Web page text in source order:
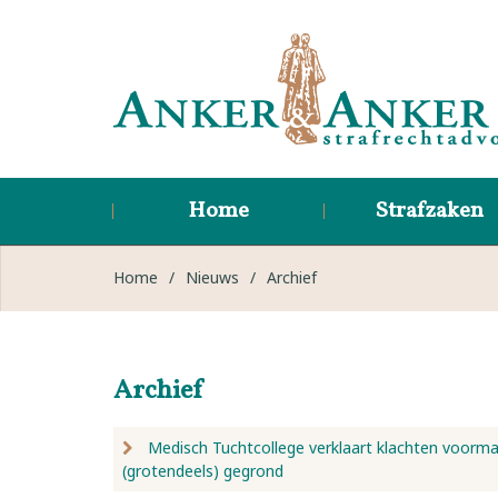
Home Strafzaken
Home / Nieuws / Archief
Archief
Medisch Tuchtcollege verklaart klachten
(grotendeels) gegrond